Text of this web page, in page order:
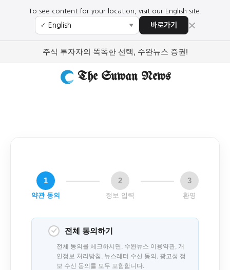
To see content for your location, visit our English site.
✓ ▼ 바로가기 ×
주식 투자자의 똑똑한 선택, 수완뉴스 증권!
The Suwan News
1
약관 동의
2
정보 입력
3
환영
전체 동의하기
전체 동의를 체크하시면, 수완뉴스 이용약관, 개
인정보 처리방침, 뉴스레터 수신 동의, 광고성 정
보 수신 동의를 모두 포함합니다.